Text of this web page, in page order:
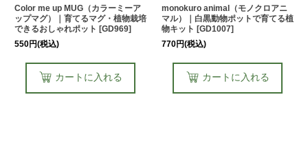
Color me up MUG（カラーミーア
ップマグ）｜育てるマグ・植物栽培
できるおしゃれポット [GD969]
550円(税込)
カートに入れる
monokuro animal（モノクロアニ
マル）｜白黒動物ポットで育てる植
物キット [GD1007]
770円(税込)
カートに入れる